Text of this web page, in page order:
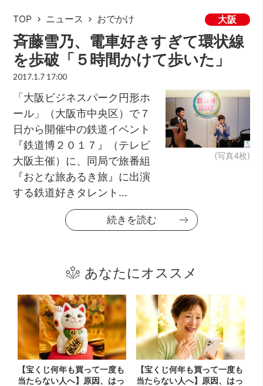
TOP ニュース おでかけ 大阪
斉藤雪乃、電車好きすぎて環状線
を歩破「５時間かけて歩いた」
2017.1.7 17:00
(写真4枚)
「大阪ビジネスパーク円形ホ
ール」（大阪市中央区）で７
日から開催中の鉄道イベント
『鉄道博２０１７』（テレビ
大阪主催）に、同局で旅番組
『おとな旅あるき旅』に出演
する鉄道好きタレント...
続きを読む
あなたにオススメ
【宝くじ何年も買って一度も
当たらない人へ】原因、はっ
【宝くじ何年も買って一度も
当たらない人へ】原因、はっ